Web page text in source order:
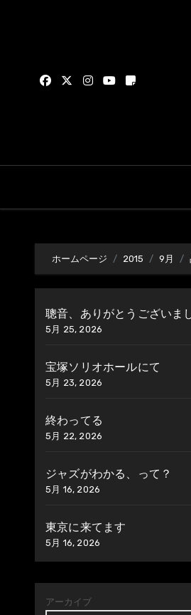
ホームページ 2015 9月
聰音、ありがとうございま
5月 25, 2026
宝塚ソリオホールにて
5月 23, 2026
終わってる
5月 22, 2026
ジャズがわかる、って？
5月 16, 2026
東京に来てます
5月 16, 2026
アーカイブ